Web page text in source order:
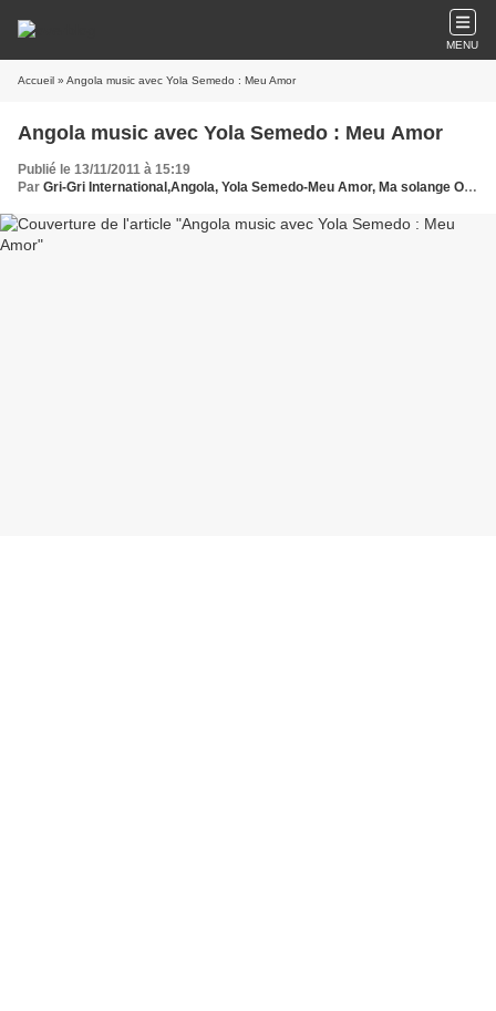
MENU
Accueil » Angola music avec Yola Semedo : Meu Amor
Angola music avec Yola Semedo : Meu Amor
Publié le 13/11/2011 à 15:19
Par Gri-Gri International,Angola, Yola Semedo-Meu Amor, Ma solange Oussou